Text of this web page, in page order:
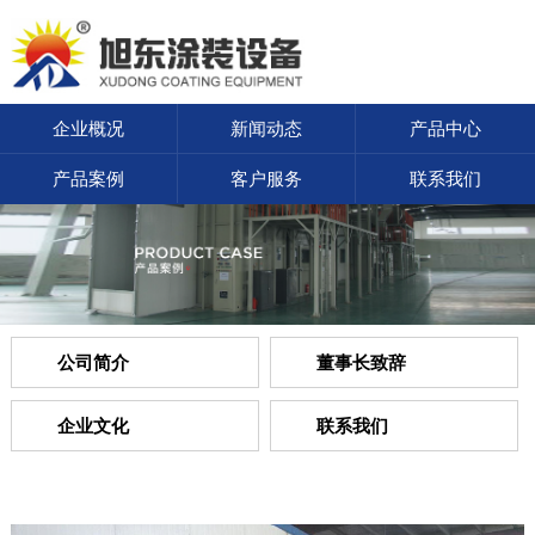
企业概况 新闻动态 产品中心
产品案例 客户服务 联系我们
公司简介 董事长致辞
企业文化 联系我们